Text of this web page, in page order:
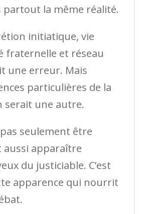
partout la même réalité.
initiatique, vie
fraternelle et réseau
une erreur. Mais
particulières de la
serait une autre.
seulement être
apparaître
du justiciable. C’est
apparence qui nourrit